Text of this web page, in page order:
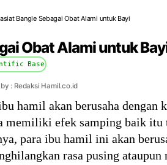
Bangle Sebagai Obat Alami untuk Bayi
Obat Alami untuk
Base
: Redaksi Hamil.co.id
hamil akan berusaha dengan
memiliki efek samping baik itu
para ibu hamil ini akan
rasa pusing ataupun